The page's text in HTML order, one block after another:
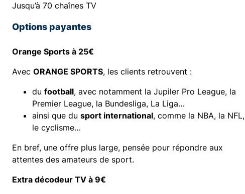
Jusqu’à 70 chaînes TV
Options payantes
Orange Sports à 25€
AvecORANGE SPORTS, les clients retrouvent :
dufootball, avec notamment la Jupiler Pro League, la
Premier League, la Bundesliga, La Liga…
ainsi que dusport international, comme la NBA, la NFL,
le cyclisme…
En bref, une offre plus large, pensée pour répondre aux
attentes des amateurs de sport.
Extra décodeur TV à 9€